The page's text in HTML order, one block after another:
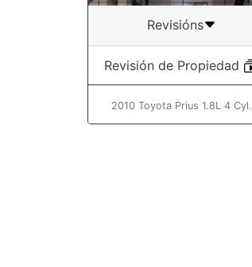
Revisións
Revisión de Propiedad
2010 Toyota Prius 1.8L 4 Cyl.